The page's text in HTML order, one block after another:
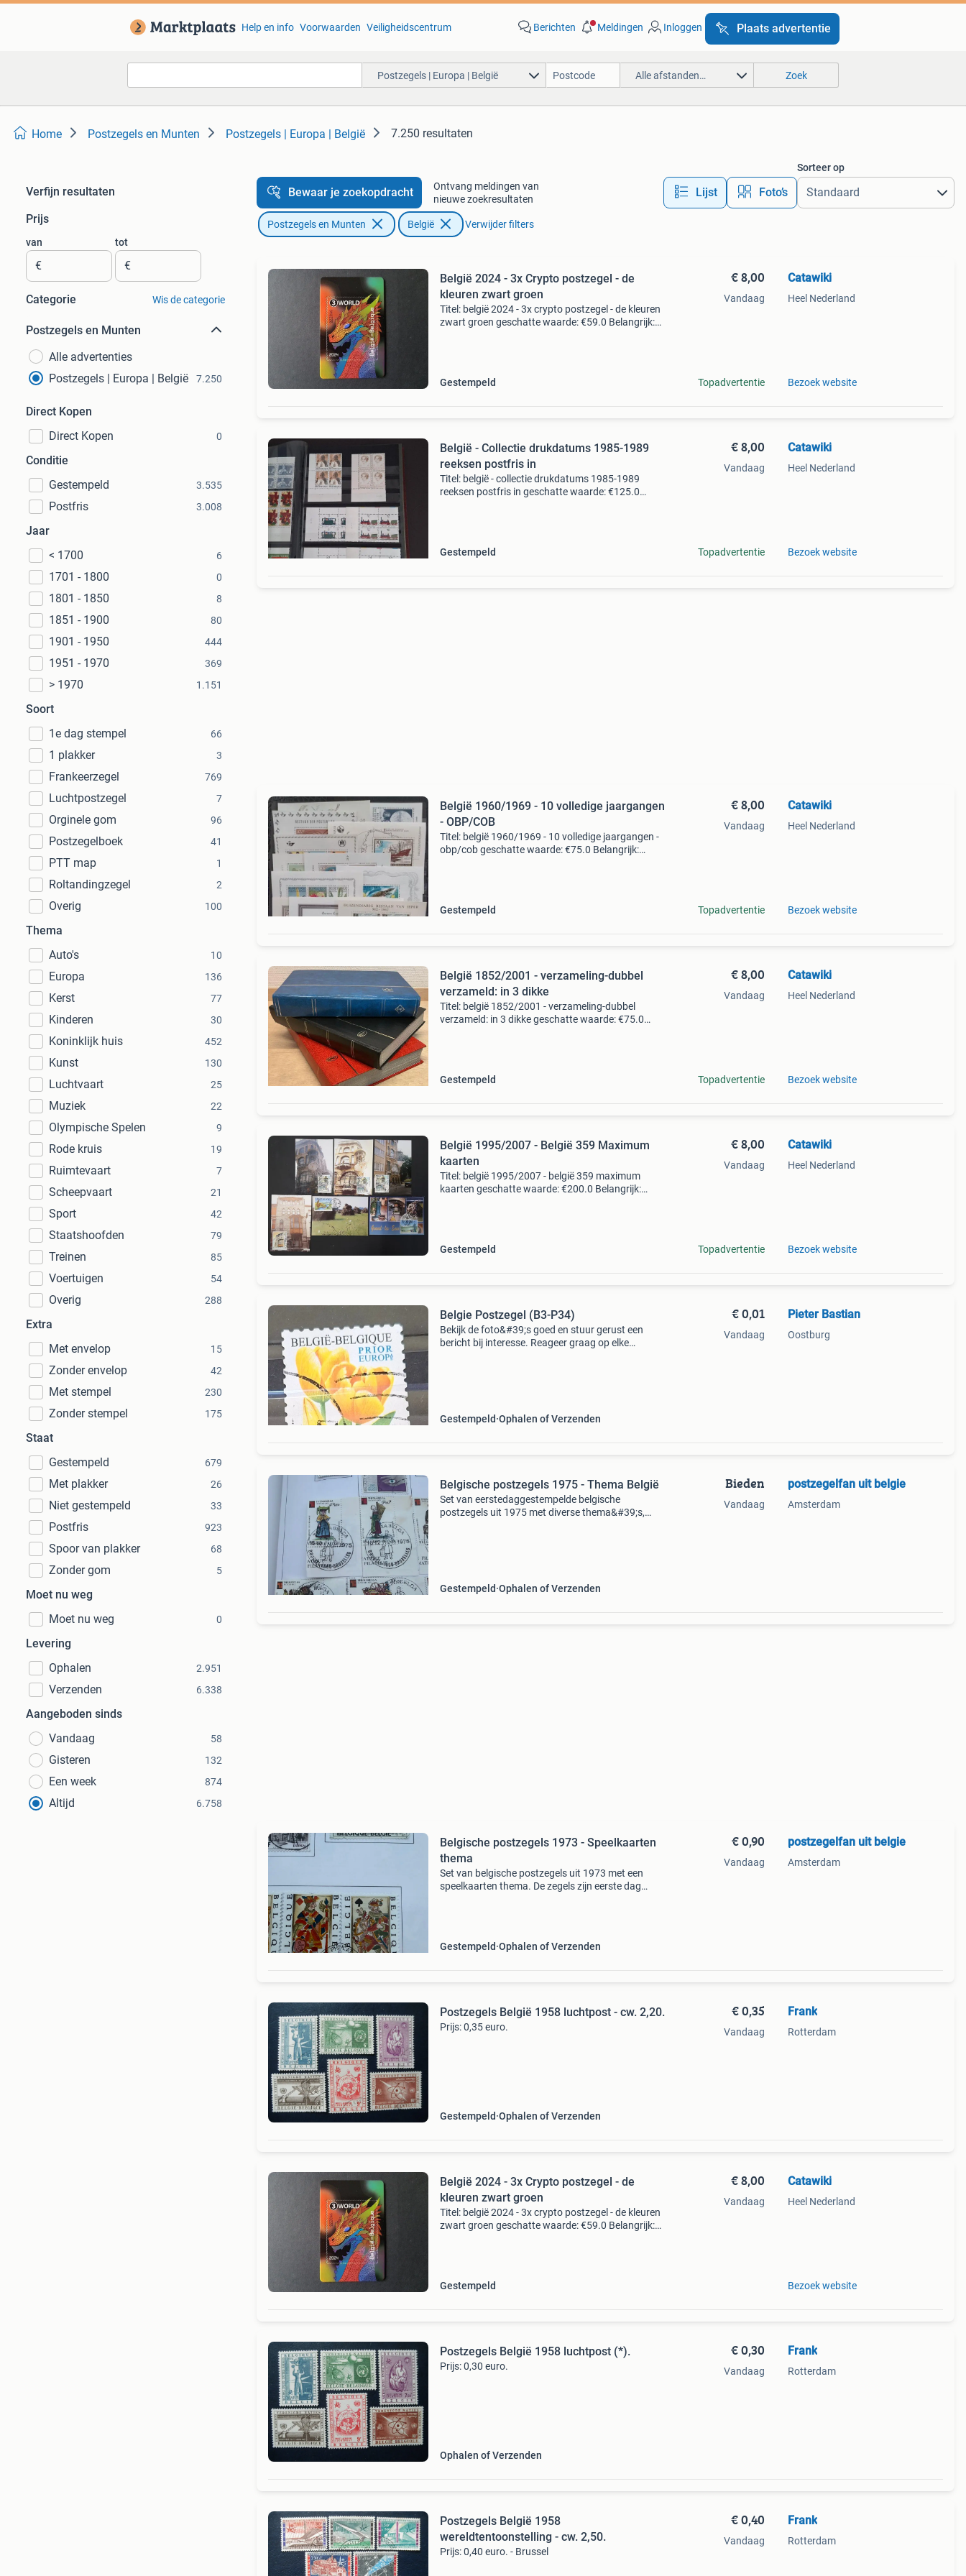
Help en info Voorwaarden Veiligheidscentrum Berichten Meldingen Inloggen Plaats advertentie
Postzegels | Europa | België Alle afstanden… Zoek
Home Postzegels en Munten Postzegels | Europa | België 7.250 resultaten
Verfijn resultaten
Prijs
van
€
tot
€
Categorie Wis de categorie
Postzegels en Munten
Alle advertenties
Postzegels | Europa | België
7.250
Direct Kopen
Direct Kopen
0
Conditie
Gestempeld
3.535
Postfris 3.008
Jaar
< 1700
6
1701 - 1800 0
1801 - 1850 8
1851 - 1900 80
1901 - 1950 444
1951 - 1970 369
> 1970 1.151
Soort
1e dag stempel
66
1 plakker 3
Frankeerzegel 769
Luchtpostzegel 7
Orginele gom 96
Postzegelboek 41
PTT map 1
Roltandingzegel 2
Overig 100
Thema
Auto's
10
Europa 136
Kerst 77
Kinderen 30
Koninklijk huis 452
Kunst 130
Luchtvaart 25
Muziek 22
Olympische Spelen 9
Rode kruis 19
Ruimtevaart 7
Scheepvaart 21
Sport 42
Staatshoofden 79
Treinen 85
Voertuigen 54
Overig 288
Extra
Met envelop
15
Zonder envelop 42
Met stempel 230
Zonder stempel 175
Staat
Gestempeld
679
Met plakker 26
Niet gestempeld 33
Postfris 923
Spoor van plakker 68
Zonder gom 5
Moet nu weg
Moet nu weg
0
Levering
Ophalen
2.951
Verzenden 6.338
Aangeboden sinds
Vandaag
58
Gisteren 132
Een week 874
Altijd 6.758
Bewaar je zoekopdracht
Ontvang meldingen van
nieuwe zoekresultaten
Lijst Foto’s
Sorteer op
Postzegels en Munten België Verwijder filters
België 2024 - 3x Crypto postzegel - de
kleuren zwart groen
Titel: belgië 2024 - 3x crypto postzegel - de kleuren
zwart groen geschatte waarde: €59.0 Belangrijk:
Gestempeld
€ 8,00
Vandaag
Topadvertentie
Catawiki
Heel Nederland
Bezoek website
België - Collectie drukdatums 1985-1989
reeksen postfris in
Titel: belgië - collectie drukdatums 1985-1989
reeksen postfris in geschatte waarde: €125.0
Gestempeld
€ 8,00
Vandaag
Topadvertentie
Catawiki
Heel Nederland
Bezoek website
België 1960/1969 - 10 volledige jaargangen
- OBP/COB
Titel: belgië 1960/1969 - 10 volledige jaargangen -
obp/cob geschatte waarde: €75.0 Belangrijk:
Gestempeld
€ 8,00
Vandaag
Topadvertentie
Catawiki
Heel Nederland
Bezoek website
België 1852/2001 - verzameling-dubbel
verzameld: in 3 dikke
Titel: belgië 1852/2001 - verzameling-dubbel
verzameld: in 3 dikke geschatte waarde: €75.0
Gestempeld
€ 8,00
Vandaag
Topadvertentie
Catawiki
Heel Nederland
Bezoek website
België 1995/2007 - België 359 Maximum
kaarten
Titel: belgië 1995/2007 - belgië 359 maximum
kaarten geschatte waarde: €200.0 Belangrijk:
Gestempeld
€ 8,00
Vandaag
Topadvertentie
Catawiki
Heel Nederland
Bezoek website
Belgie Postzegel (B3-P34)
Bekijk de foto&#39;s goed en stuur gerust een
bericht bij interesse. Reageer graag op elke
Gestempeld Ophalen of Verzenden
€ 0,01
Vandaag
Pieter Bastian
Oostburg
Belgische postzegels 1975 - Thema België
Set van eerstedaggestempelde belgische
postzegels uit 1975 met diverse thema&#39;s,
Gestempeld Ophalen of Verzenden
Bieden
Vandaag
postzegelfan uit belgie
Amsterdam
Belgische postzegels 1973 - Speelkaarten
thema
Set van belgische postzegels uit 1973 met een
speelkaarten thema. De zegels zijn eerste dag
Gestempeld Ophalen of Verzenden
€ 0,90
Vandaag
postzegelfan uit belgie
Amsterdam
Postzegels België 1958 luchtpost - cw. 2,20.
Prijs: 0,35 euro.
Gestempeld Ophalen of Verzenden
€ 0,35
Vandaag
Frank
Rotterdam
België 2024 - 3x Crypto postzegel - de
kleuren zwart groen
Titel: belgië 2024 - 3x crypto postzegel - de kleuren
zwart groen geschatte waarde: €59.0 Belangrijk:
Gestempeld
€ 8,00
Vandaag
Catawiki
Heel Nederland
Bezoek website
Postzegels België 1958 luchtpost (*).
Prijs: 0,30 euro.
Ophalen of Verzenden
€ 0,30
Vandaag
Frank
Rotterdam
Postzegels België 1958
wereldtentoonstelling - cw. 2,50.
Prijs: 0,40 euro. - Brussel
€ 0,40
Vandaag
Frank
Rotterdam